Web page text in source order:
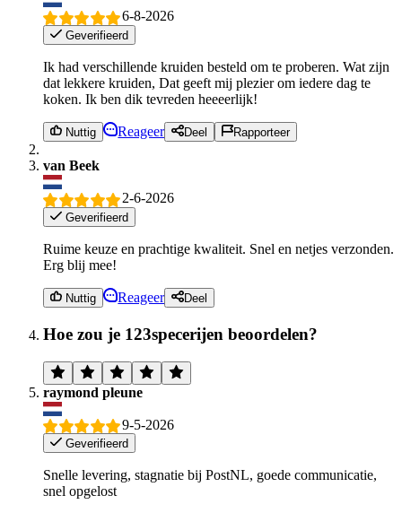
6-8-2026
Geverifieerd
Ik had verschillende kruiden besteld om te proberen. Wat zijn
dat lekkere kruiden, Dat geeft mij plezier om iedere dag te
koken. Ik ben dik tevreden heeeerlijk!
Nuttig Reageer Deel Rapporteer
van Beek
2-6-2026
Geverifieerd
Ruime keuze en prachtige kwaliteit. Snel en netjes verzonden.
Erg blij mee!
Nuttig Reageer Deel
Hoe zou je 123specerijen beoordelen?
raymond pleune
9-5-2026
Geverifieerd
Snelle levering, stagnatie bij PostNL, goede communicatie,
snel opgelost